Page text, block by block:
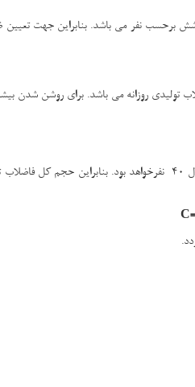
برحسب نفر می باشد. بنابراین جهت تعیین
تولیدی روزانه می باشد. برای روشن شدن